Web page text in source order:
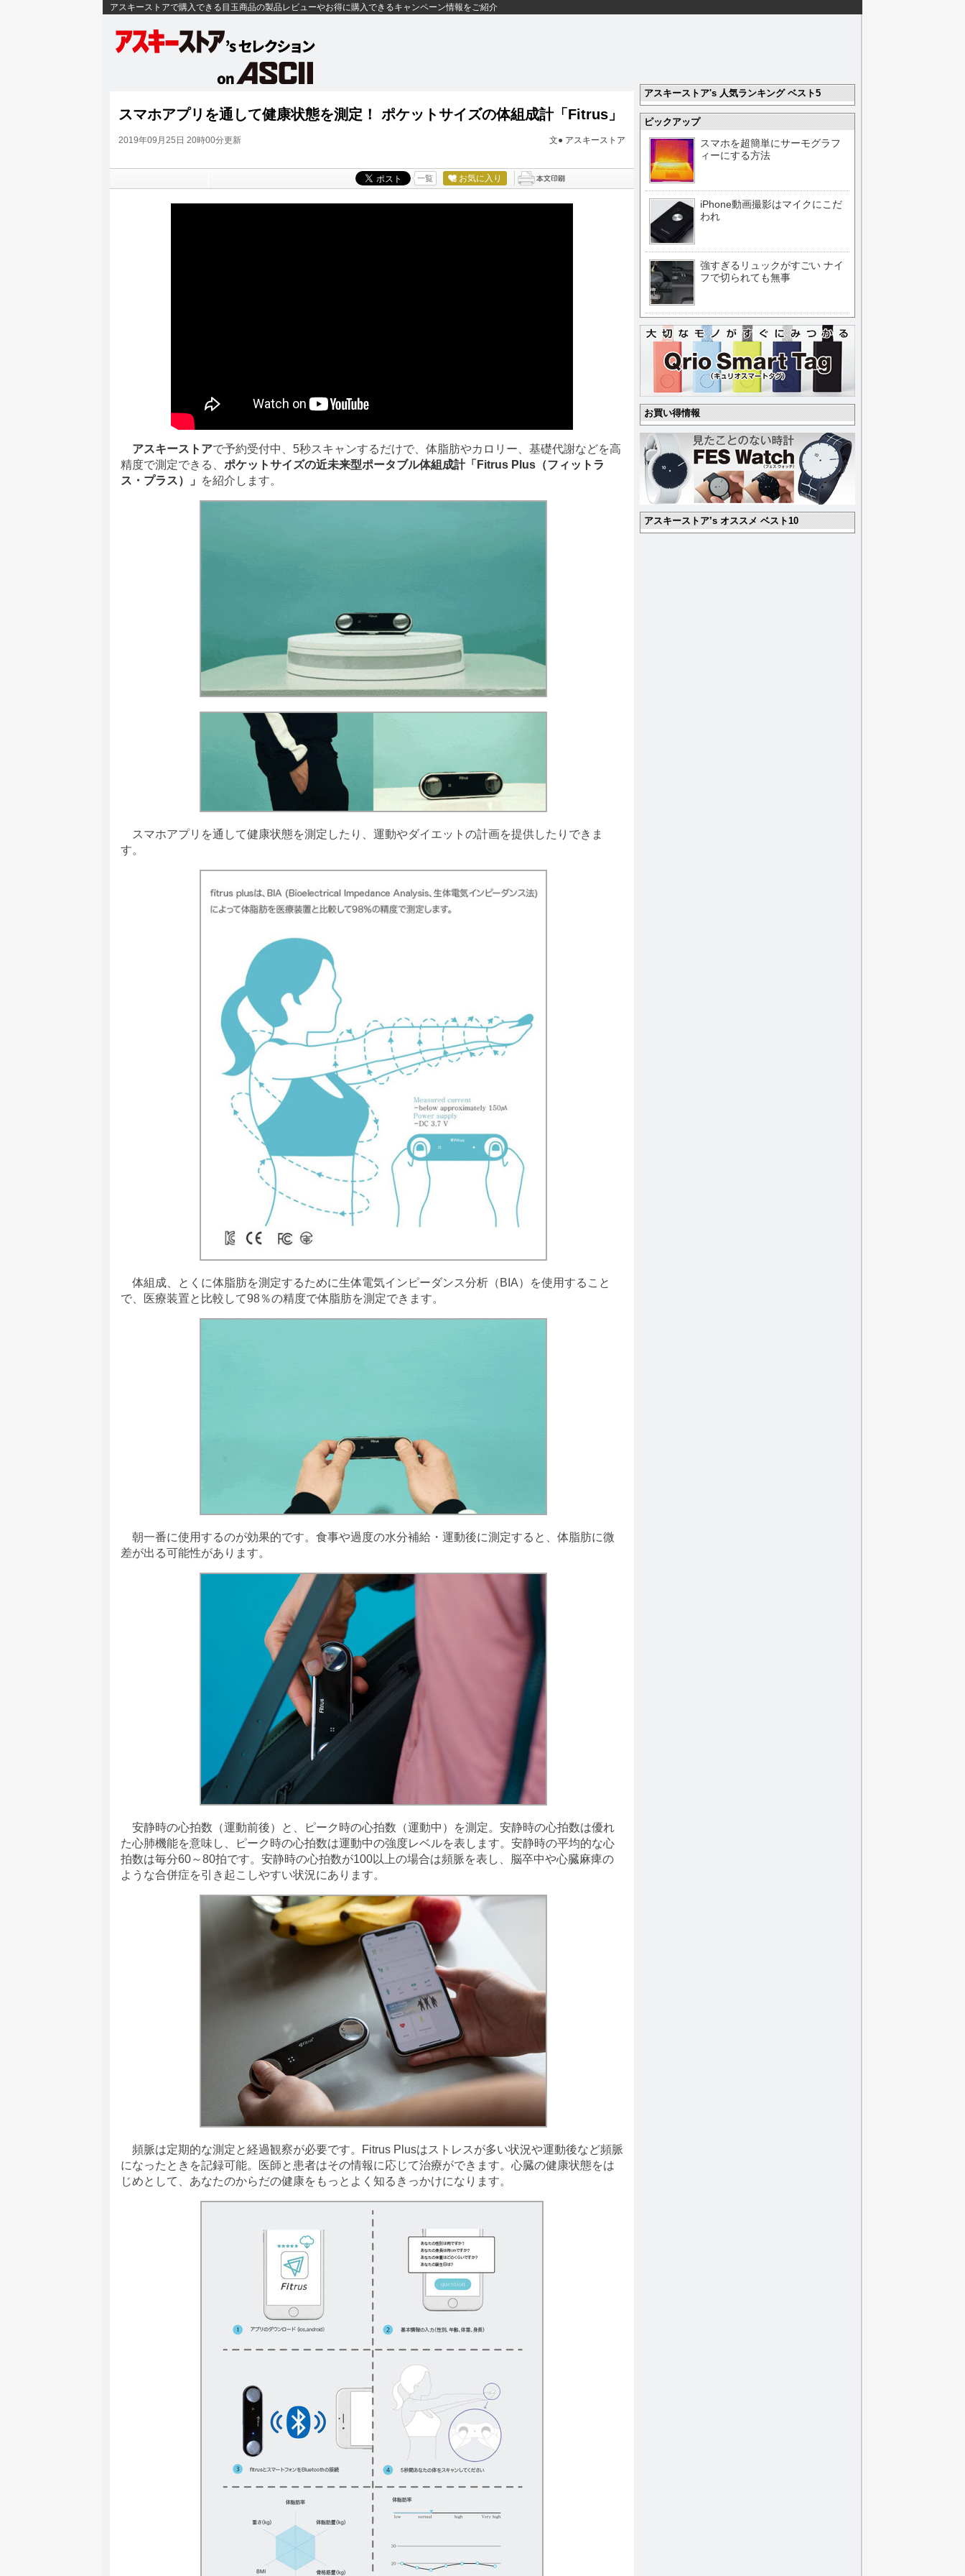
アスキーストアで購入できる目玉商品の製品レビューやお得に購入できるキャンペーン情報をご紹介
スマホアプリを通して健康状態を測定！ ポケットサイズの体組成計「Fitrus」
2019年09月25日 20時00分更新 文● アスキーストア
一覧 お気に入り
アスキーストアで予約受付中、5秒スキャンするだけで、体脂肪やカロリー、基礎代謝などを高
精度で測定できる、 ポケットサイズの近未来型ポータブル体組成計「Fitrus Plus（フィットラ
ス・プラス）」
を紹介します。
スマホアプリを通して健康状態を測定したり、運動やダイエットの計画を提供したりできま
す。
体組成、とくに体脂肪を測定するために生体電気インピーダンス分析（BIA）を使用すること
で、医療装置と比較して98％の精度で体脂肪を測定できます。
朝一番に使用するのが効果的です。食事や過度の水分補給・運動後に測定すると、体脂肪に微
差が出る可能性があります。
安静時の心拍数（運動前後）と、ピーク時の心拍数（運動中）を測定。安静時の心拍数は優れ
た心肺機能を意味し、ピーク時の心拍数は運動中の強度レベルを表します。安静時の平均的な心
拍数は毎分60～80拍です。安静時の心拍数が100以上の場合は頻脈を表し、脳卒中や心臓麻痺の
ような合併症を引き起こしやすい状況にあります。
頻脈は定期的な測定と経過観察が必要です。Fitrus Plusはストレスが多い状況や運動後など頻脈
になったときを記録可能。医師と患者はその情報に応じて治療ができます。心臓の健康状態をは
じめとして、あなたのからだの健康をもっとよく知るきっかけになります。
アスキーストア's 人気ランキング ベスト5
ピックアップ
スマホを超簡単にサーモグラフ
ィーにする方法
iPhone動画撮影はマイクにこだ
われ
強すぎるリュックがすごい ナイ
フで切られても無事
お買い得情報
アスキーストア’s オススメ ベスト10